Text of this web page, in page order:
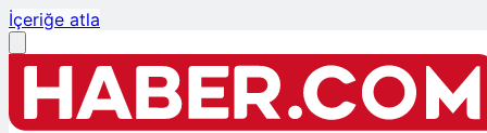
İçeriğe atla